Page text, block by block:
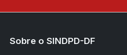
Sobre o SINDPD-DF